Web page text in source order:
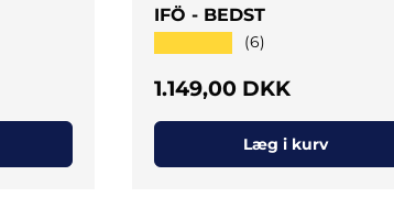
IFÖ - BEDST
(6)
Normal pris
1.149,00 DKK
Læg i kurv